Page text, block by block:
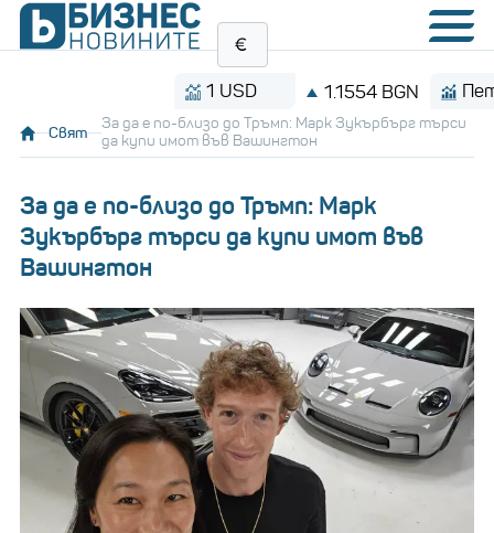
1 USD 1.1554 BGN Петрол
Свят
За да е по-близо до Тръмп: Марк Зукърбърг търси
да купи имот във Вашингтон
За да е по-близо до Тръмп: Марк
Зукърбърг търси да купи имот във
Вашингтон